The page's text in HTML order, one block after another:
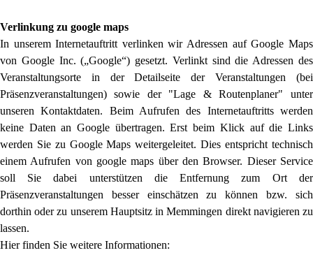
Verlinkung zu google maps
In unserem Internetauftritt verlinken wir Adressen auf Google Maps
von Google Inc. („Google“) gesetzt. Verlinkt sind die Adressen des
Veranstaltungsorte in der Detailseite der Veranstaltungen (bei
Präsenzveranstaltungen) sowie der "Lage & Routenplaner" unter
unseren Kontaktdaten. Beim Aufrufen des Internetauftritts werden
keine Daten an Google übertragen. Erst beim Klick auf die Links
werden Sie zu Google Maps weitergeleitet. Dies entspricht technisch
einem Aufrufen von google maps über den Browser. Dieser Service
soll Sie dabei unterstützen die Entfernung zum Ort der
Präsenzveranstaltungen besser einschätzen zu können bzw. sich
dorthin oder zu unserem Hauptsitz in Memmingen direkt navigieren zu
lassen.
Hier finden Sie weitere Informationen: